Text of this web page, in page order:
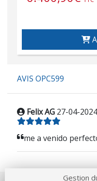
AVIS OPC599
Felix AG 27-04-
me a venido
Gestion